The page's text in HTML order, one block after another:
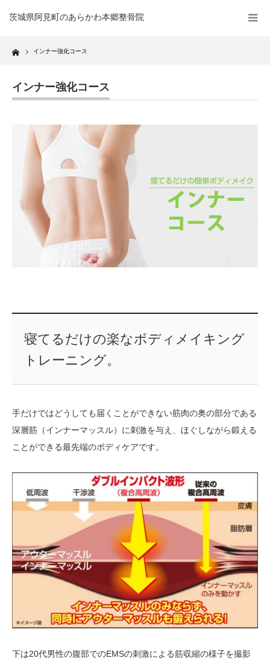
茨城県阿見町のあらかわ本郷整骨院
Home インナー強化コース
インナー強化コース
寝てるだけの楽なボディメイキング
トレーニング。
手だけではどうしても届くことができない筋肉の奥の部分である
深層筋（インナーマッスル）に刺激を与え、ほぐしながら鍛える
ことができる最先端のボディケアです。
下は20代男性の腹部でのEMSの刺激による筋収縮の様子を撮影